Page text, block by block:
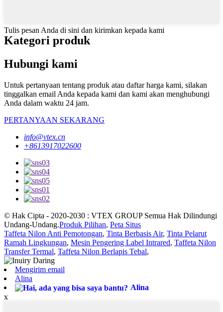
Tulis pesan Anda di sini dan kirimkan kepada kami
Kategori produk
Hubungi kami
Untuk pertanyaan tentang produk atau daftar harga kami, silakan
tinggalkan email Anda kepada kami dan kami akan menghubungi
Anda dalam waktu 24 jam.
PERTANYAAN SEKARANG
info@vtex.cn
+8613917022600
© Hak Cipta - 2020-2030 : VTEX GROUP Semua Hak Dilindungi
Undang-Undang.Produk Pilihan, Peta Situs
Taffeta Nilon Anti Pemotongan, Tinta Berbasis Air, Tinta Pelarut
Ramah Lingkungan, Mesin Pengering Label Intrared, Taffeta Nilon
Transfer Termal, Taffeta Nilon Berlapis Tebal,
Mengirim email
Alina
Alina
x